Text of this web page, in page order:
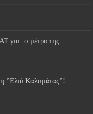
για το μέτρο της
”Ελιά Καλαμάτας”!